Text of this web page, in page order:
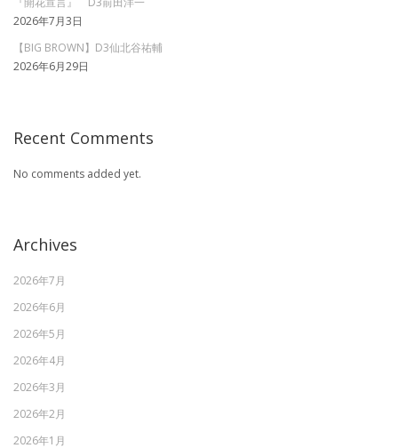
2026年7月3日
【BIG BROWN】D3仙北谷祐輔
2026年6月29日
Recent Comments
No comments added yet.
Archives
2026年7月
2026年6月
2026年5月
2026年4月
2026年3月
2026年2月
2026年1月